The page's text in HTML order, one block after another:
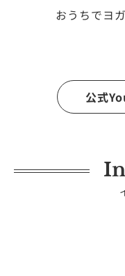
おうちでヨ
公式